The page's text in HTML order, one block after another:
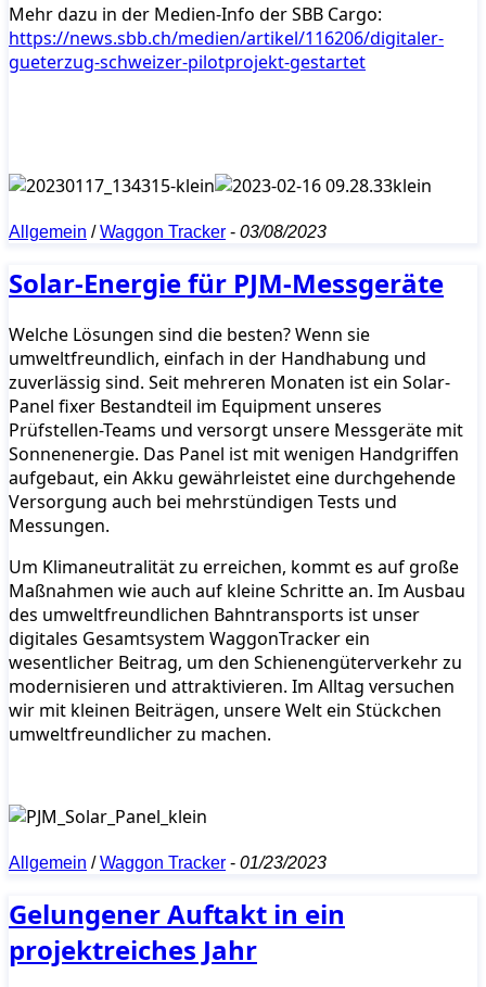
Mehr dazu in der Medien-Info der SBB Cargo:
https://news.sbb.ch/medien/artikel/116206/digitaler-
gueterzug-schweizer-pilotprojekt-gestartet
Allgemein /Waggon Tracker - 03/08/2023
Solar-Energie für PJM-Messgeräte
Welche Lösungen sind die besten? Wenn sie
umweltfreundlich, einfach in der Handhabung und
zuverlässig sind. Seit mehreren Monaten ist ein Solar-
Panel fixer Bestandteil im Equipment unseres
Prüfstellen-Teams und versorgt unsere Messgeräte mit
Sonnenenergie. Das Panel ist mit wenigen Handgriffen
aufgebaut, ein Akku gewährleistet eine durchgehende
Versorgung auch bei mehrstündigen Tests und
Messungen.
Um Klimaneutralität zu erreichen, kommt es auf große
Maßnahmen wie auch auf kleine Schritte an. Im Ausbau
des umweltfreundlichen Bahntransports ist unser
digitales Gesamtsystem WaggonTracker ein
wesentlicher Beitrag, um den Schienengüterverkehr zu
modernisieren und attraktivieren. Im Alltag versuchen
wir mit kleinen Beiträgen, unsere Welt ein Stückchen
umweltfreundlicher zu machen.
Allgemein /Waggon Tracker - 01/23/2023
Gelungener Auftakt in ein
projektreiches Jahr